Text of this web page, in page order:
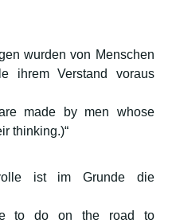
wurden von Menschen
ihrem Verstand voraus
made by men whose
thinking.)“
ist im Grunde die
to do on the road to